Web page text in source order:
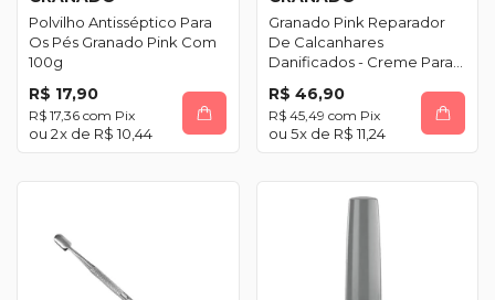
Polvilho Antisséptico Para
Os Pés Granado Pink Com
100g
R$ 17,90
R$ 17,36 com Pix
2x de R$ 10,44
Granado Pink Reparador
De Calcanhares
Danificados - Creme Para
R$ 46,90
R$ 45,49 com Pix
5x de R$ 11,24